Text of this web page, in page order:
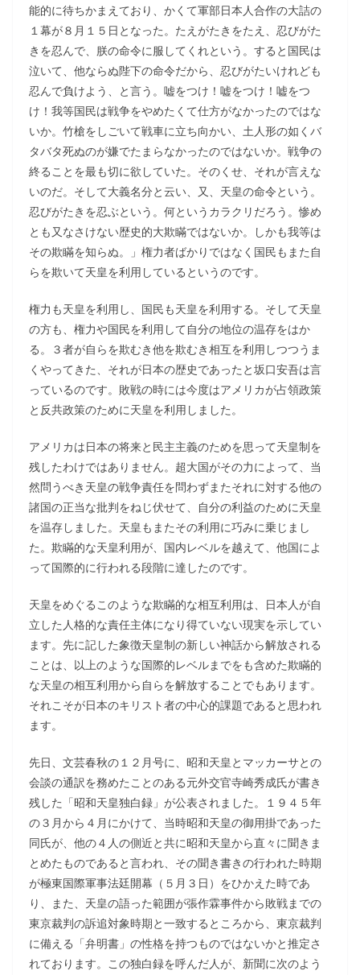
能的に待ちかまえており、かくて軍部日本人合作の大詰の
１幕が８月１５日となった。たえがたきをたえ、忍びがた
きを忍んで、朕の命令に服してくれという。すると国民は
泣いて、他ならぬ陛下の命令だから、忍びがたいけれども
忍んで負けよう、と言う。嘘をつけ！嘘をつけ！嘘をつ
け！我等国民は戦争をやめたくて仕方がなかったのではな
いか。竹槍をしごいて戦車に立ち向かい、土人形の如くバ
タバタ死ぬのが嫌でたまらなかったのではないか。戦争の
終ることを最も切に欲していた。そのくせ、それが言えな
いのだ。そして大義名分と云い、又、天皇の命令という。
忍びがたきを忍ぶという。何というカラクリだろう。惨め
とも又なさけない歴史的大欺瞞ではないか。しかも我等は
その欺瞞を知らぬ。」権力者ばかりではなく国民もまた自
らを欺いて天皇を利用しているというのです。
権力も天皇を利用し、国民も天皇を利用する。そして天皇
の方も、権力や国民を利用して自分の地位の温存をはか
る。３者が自らを欺むき他を欺むき相互を利用しつつうま
くやってきた、それが日本の歴史であったと坂口安吾は言
っているのです。敗戦の時には今度はアメリカが占領政策
と反共政策のために天皇を利用しました。
アメリカは日本の将来と民主主義のためを思って天皇制を
残したわけではありません。超大国がその力によって、当
然問うべき天皇の戦争責任を問わずまたそれに対する他の
諸国の正当な批判をねじ伏せて、自分の利益のために天皇
を温存しました。天皇もまたその利用に巧みに乗じまし
た。欺瞞的な天皇利用が、国内レベルを越えて、他国によ
って国際的に行われる段階に達したのです。
天皇をめぐるこのような欺瞞的な相互利用は、日本人が自
立した人格的な責任主体になり得ていない現実を示してい
ます。先に記した象徴天皇制の新しい神話から解放される
ことは、以上のような国際的レベルまでをも含めた欺瞞的
な天皇の相互利用から自らを解放することでもあります。
それこそが日本のキリスト者の中心的課題であると思われ
ます。
先日、文芸春秋の１２月号に、昭和天皇とマッカーサとの
会談の通訳を務めたことのある元外交官寺崎秀成氏が書き
残した「昭和天皇独白録」が公表されました。１９４５年
の３月から４月にかけて、当時昭和天皇の御用掛であった
同氏が、他の４人の側近と共に昭和天皇から直々に聞きま
とめたものであると言われ、その聞き書きの行われた時期
が極東国際軍事法廷開幕（５月３日）をひかえた時であ
り、また、天皇の語った範囲が張作霖事件から敗戦までの
東京裁判の訴追対象時期と一致するところから、東京裁判
に備える「弁明書」の性格を持つものではないかと推定さ
れております。この独白録を呼んだ人が、新聞に次のよう